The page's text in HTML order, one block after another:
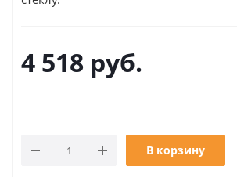
4 518 руб.
В корзину